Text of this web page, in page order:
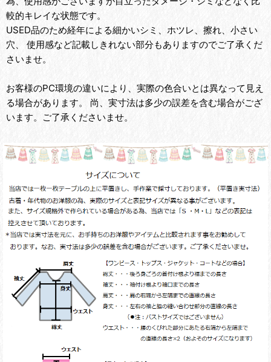
較的キレイな状態です。
USED品のため経年による細かいシミ、ホツレ、擦れ、小さい
穴、 使用感など記載しきれない部分もありますのでご了承くだ
さいませ。
お客様のPC環境の違いにより、実際の色合いとは異なって見え
る場合があります。 尚、実寸法は多少の誤差を含む場合がござ
います。ご了承くださいませ。